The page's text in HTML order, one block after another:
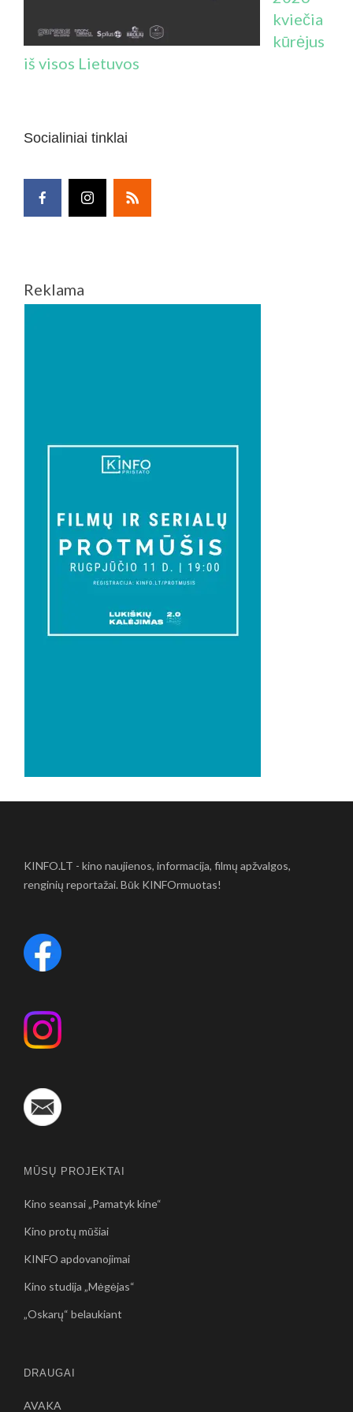
kviečia
kūrėjus
iš visos Lietuvos
Socialiniai tinklai
Reklama
KINFO.LT - kino naujienos, informacija, filmų apžvalgos,
renginių reportažai. Būk KINFOrmuotas!
MŪSŲ PROJEKTAI
Kino seansai „Pamatyk kine“
Kino protų mūšiai
KINFO apdovanojimai
Kino studija „Mėgėjas“
„Oskarų“ belaukiant
DRAUGAI
AVAKA